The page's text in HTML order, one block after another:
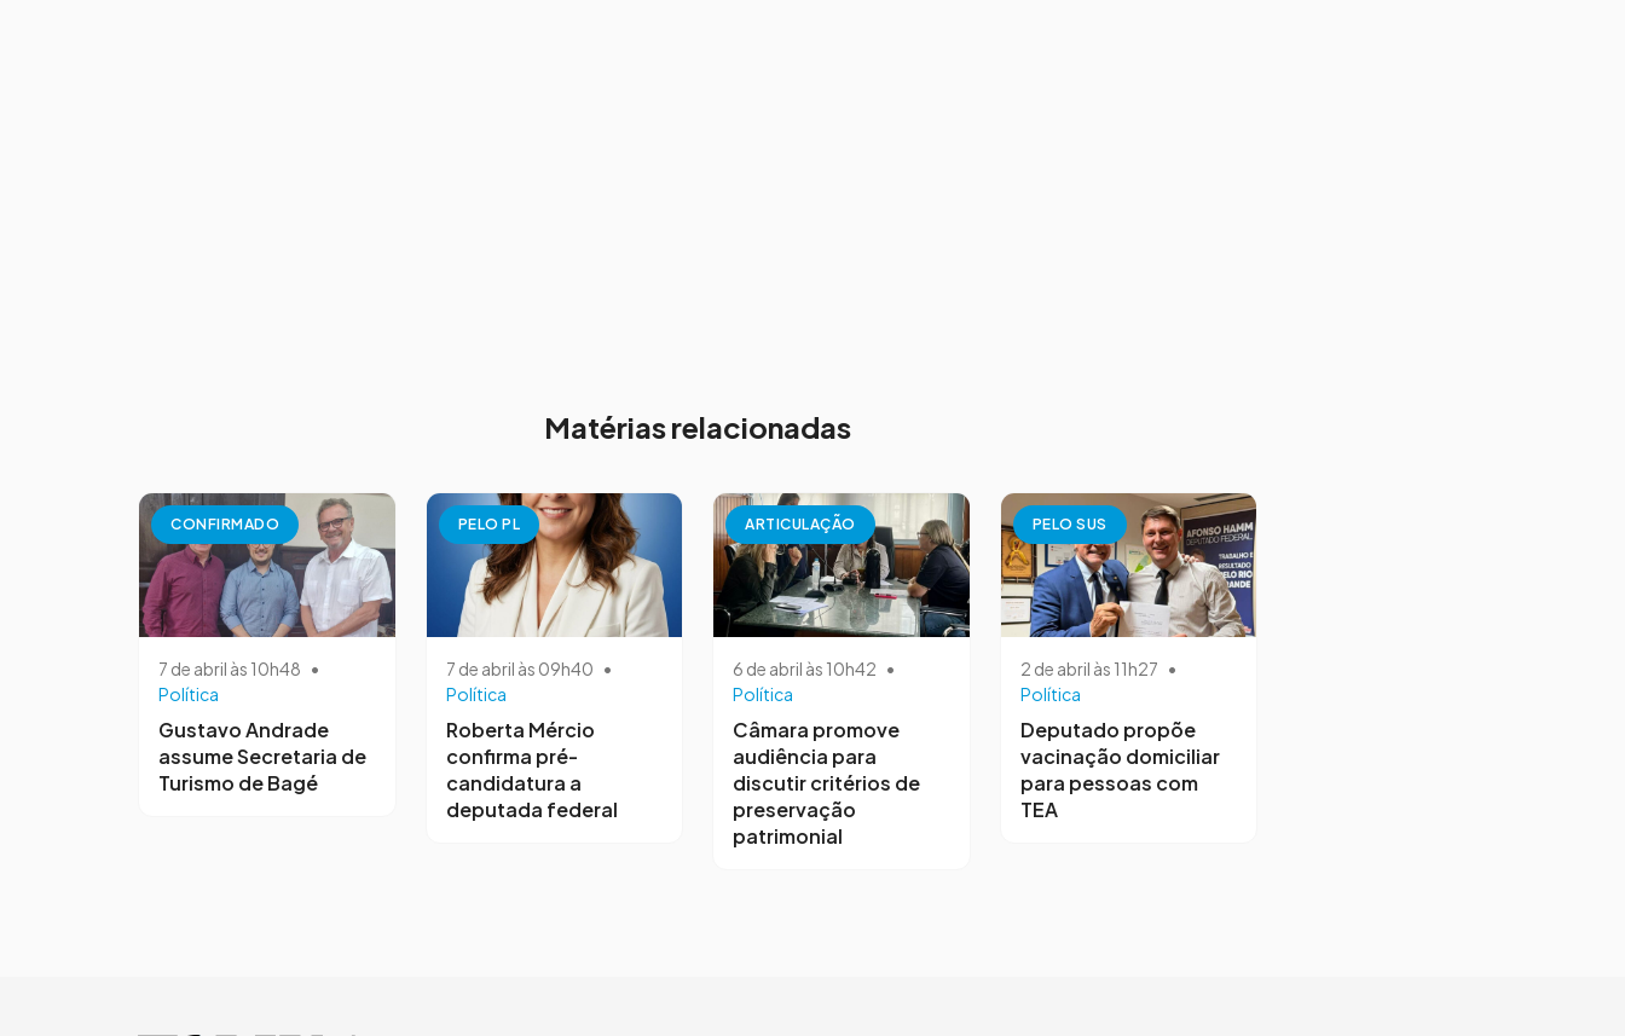
Matérias relacionadas
CONFIRMADO
7 de abril às 10h48 •
Política
Gustavo Andrade
assume Secretaria de
Turismo de Bagé
PELO PL
7 de abril às 09h40 •
Política
Roberta Mércio
confirma pré-
candidatura a
deputada federal
ARTICULAÇÃO
6 de abril às 10h42 •
Política
Câmara promove
audiência para
discutir critérios de
preservação
patrimonial
PELO SUS
2 de abril às 11h27 •
Política
Deputado propõe
vacinação domiciliar
para pessoas com
TEA